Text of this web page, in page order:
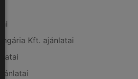
Kft. ajánlatai